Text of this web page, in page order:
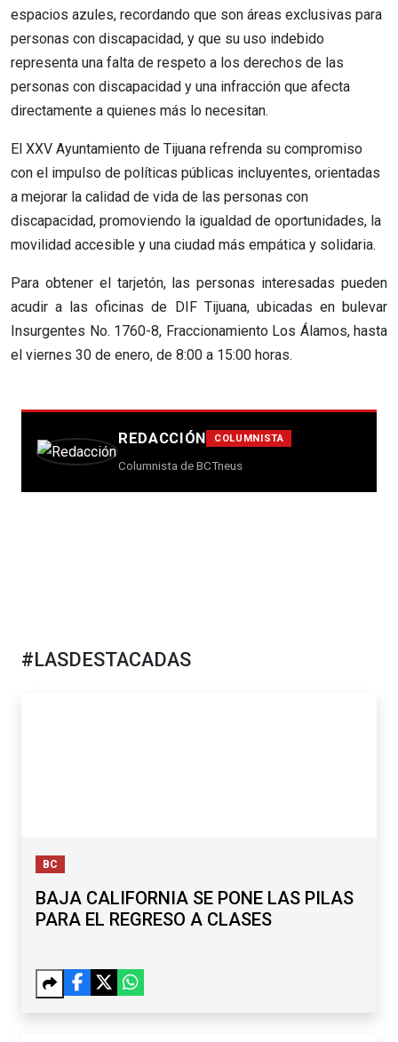
espacios azules, recordando que son áreas exclusivas para
personas con discapacidad, y que su uso indebido
representa una falta de respeto a los derechos de las
personas con discapacidad y una infracción que afecta
directamente a quienes más lo necesitan.
El XXV Ayuntamiento de Tijuana refrenda su compromiso
con el impulso de políticas públicas incluyentes, orientadas
a mejorar la calidad de vida de las personas con
discapacidad, promoviendo la igualdad de oportunidades, la
movilidad accesible y una ciudad más empática y solidaria.
Para obtener el tarjetón, las personas interesadas pueden
acudir a las oficinas de DIF Tijuana, ubicadas en bulevar
Insurgentes No. 1760-8, Fraccionamiento Los Álamos, hasta
el viernes 30 de enero, de 8:00 a 15:00 horas.
REDACCIÓN COLUMNISTA
Columnista de BCTneus
#LASDESTACADAS
BC
BAJA CALIFORNIA SE PONE LAS PILAS
PARA EL REGRESO A CLASES